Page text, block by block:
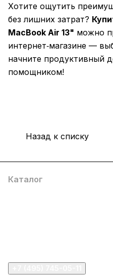
Хотите ощутить
без лишних затрат?
MacBook Air 13" можно
интернет‑магазине —
начните продуктивный
помощником!
Назад к списку
Каталог